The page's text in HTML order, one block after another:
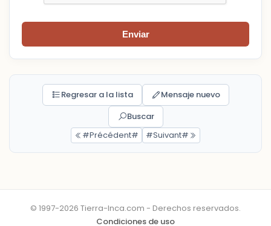
Enviar
Regresar a la lista
Mensaje nuevo
Buscar
#Précédent#
#Suivant#
© 1997-2026 Tierra-Inca.com - Derechos reservados.
Condiciones de uso